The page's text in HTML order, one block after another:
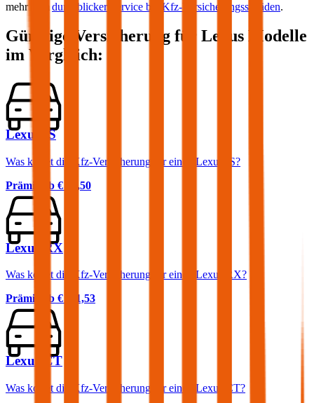
mehr zum durchblicker Service bei Kfz-Versicherungsschäden.
Günstige Versicherung für Lexus Modelle
im Vergleich:
Lexus IS
Was kostet die Kfz-Versicherung für einen Lexus IS?
Prämie ab € 82,50
Lexus RX
Was kostet die Kfz-Versicherung für einen Lexus RX?
Prämie ab € 111,53
Lexus CT
Was kostet die Kfz-Versicherung für einen Lexus CT?